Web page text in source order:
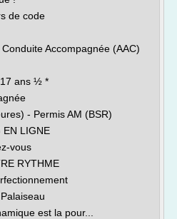
de code
Accompagnée (AAC)
ans ½ *
- Permis AM (BSR)
EN LIGNE
vous
RYTHME
est la pour...